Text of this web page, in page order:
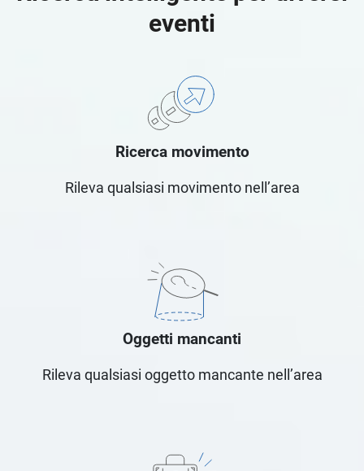
eventi
Ricerca movimento
Rileva qualsiasi movimento nell’area
Oggetti mancanti
Rileva qualsiasi oggetto mancante nell’area